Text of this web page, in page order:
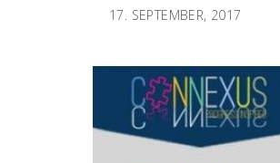
17. SEPTEMBER, 2017